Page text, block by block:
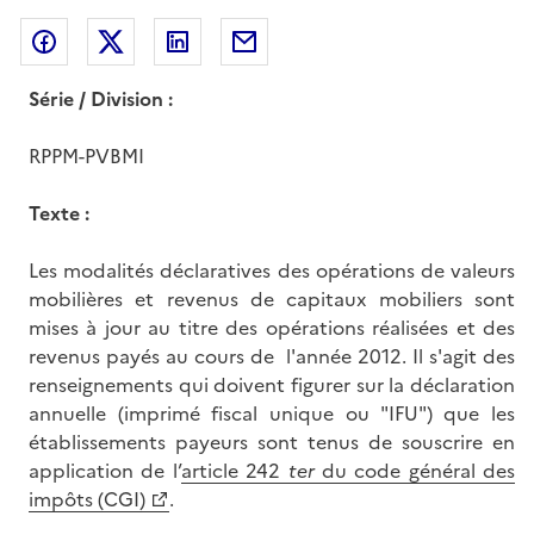
Partager sur Facebook
Partager sur Twitter
Partager sur LinkedIn
Série / Division :
RPPM-PVBMI
Texte :
Les modalités déclaratives des opérations de valeurs
mobilières et revenus de capitaux mobiliers sont
mises à jour au titre des opérations réalisées et des
revenus payés au cours de l'année 2012. Il s'agit des
renseignements qui doivent figurer sur la déclaration
annuelle (imprimé fiscal unique ou "IFU") que les
établissements payeurs sont tenus de souscrire en
application de l’article 242 terdu code général des
impôts (CGI)
.